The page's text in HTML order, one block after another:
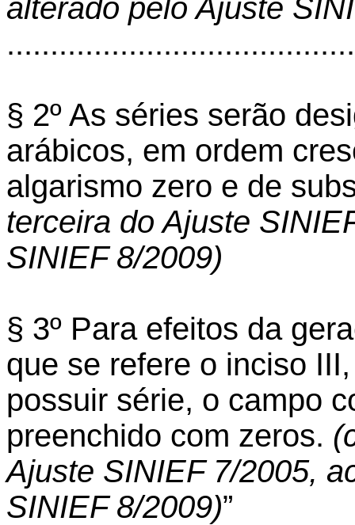
alterado pelo Ajuste
§ 2º As séries serão
arábicos, em ordem
algarismo zero e de
terceira do Ajuste
SINIEF 8/2009)
§ 3º Para efeitos da
que se refere o inciso
possuir série, o campo
preenchido com zeros.
Ajuste SINIEF 7/2005,
SINIEF 8/2009)”